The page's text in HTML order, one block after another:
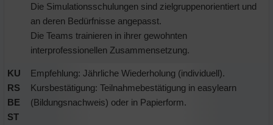
Die Simulationsschulungen sind zielgruppenorientiert und
an deren Bedürfnisse angepasst.
Die Teams trainieren in ihrer gewohnten
interprofessionellen Zusammensetzung.
KU
RS
BE
ST
Empfehlung: Jährliche Wiederholung (individuell).
Kursbestätigung: Teilnahmebestätigung in easylearn
(Bildungsnachweis) oder in Papierform.